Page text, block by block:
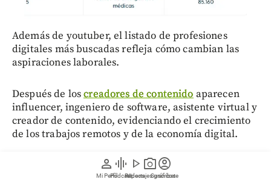
person
Mi Perfil
graphic_eq
Pódcast
play_arrow
Videos
photo_camera
Reportajes gráficos
account_circle
Suscríbete
Además de youtuber, el listado de profesiones
digitales más buscadas refleja cómo cambian las
aspiraciones laborales.
Después de loscreadores de contenido aparecen
influencer, ingeniero de software, asistente virtual y
creador de contenido, evidenciando el crecimiento
de los trabajos remotos y de la economía digital.
Según Remitly, estas ocupaciones ofrecen la
posibilidad de trabajar desde cualquier lugar del